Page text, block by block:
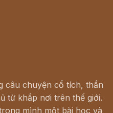
câu chuyện cổ tích, thần
từ khắp nơi trên thế giới.
mình một bài học và